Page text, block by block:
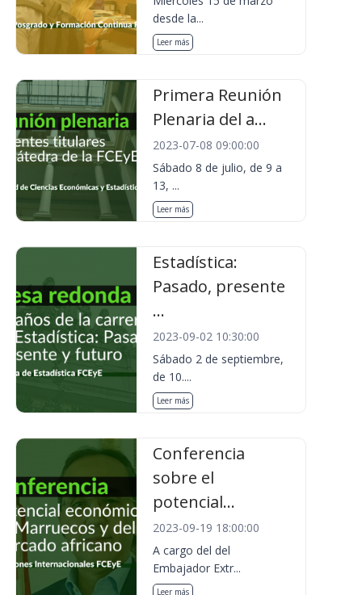
desde la...
Leer más
Primera Reunión
Plenaria del a...
2023-07-08 09:00:00
Sábado 8 de julio, de 9 a
13, ...
Leer más
Estadística:
Pasado, presente
...
2023-09-02 10:30:00
Sábado 2 de septiembre,
de 10....
Leer más
Conferencia
sobre el
potencial...
2023-09-19 18:00:00
A cargo del del
Embajador Extr...
Leer más